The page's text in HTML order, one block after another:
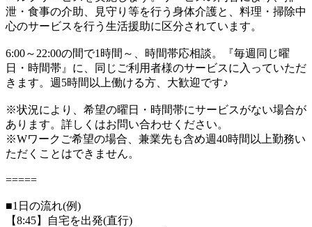
泄・食事の介助、見守り等を行う身体介護と、料理・掃除中
心のサービスを行う生活援助に区分されています。
6:00～22:00の間で1時間～、時間帯応相談。『毎週同じ曜
日・時間帯』に、同じご利用者様のサービスに入っていただ
きます。週5時間以上働ける方、大歓迎です♪
※状況により、希望の曜日・時間帯にサービスがない場合が
あります。詳しくはお問い合わせください。
※Wワークご希望の場合、兼業先も含め週40時間以上勤務い
ただくことはできません。
=====
■1日の流れ(例)
【8:45】自宅を出発(直行)